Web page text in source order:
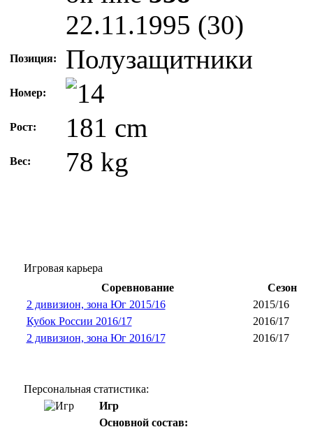
22.11.1995 (30)
Позиция: Полузащитники
Номер:
Рост: 181 cm
Вес: 78 kg
Игровая карьера
Соревнование
Сезон
2 дивизион, зона Юг 2015/16
2015/16
Кубок России 2016/17
2016/17
2 дивизион, зона Юг 2016/17
2016/17
Персональная статистика:
Игр
Основной состав: